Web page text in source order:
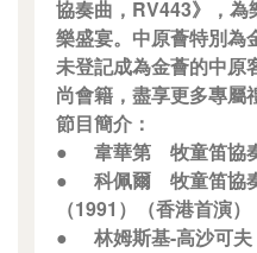
協奏曲，RV443》，
樂盛宴。中原薈特別為
未登記成為金薈的中原
尚會籍，盡享更多專屬
節目簡介：
●
韋華第
牧童笛協
●
科佩爾
牧童笛協
（1991）（香港首演）
●
林姆斯基-高沙可夫